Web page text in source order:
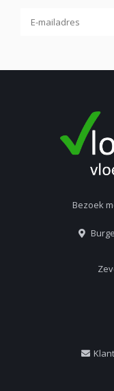
Bezoek